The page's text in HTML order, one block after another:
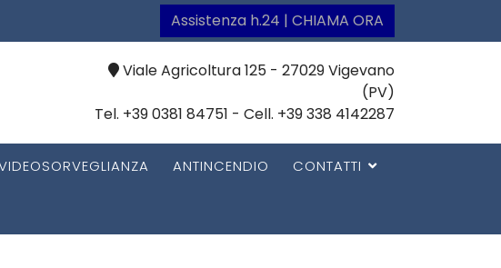
Assistenza h.24 | CHIAMA ORA
Viale Agricoltura 125 - 27029 Vigevano
(PV)
Tel. +39 0381 84751 - Cell. +39 338 4142287
ANTINCENDIO CONTATTI